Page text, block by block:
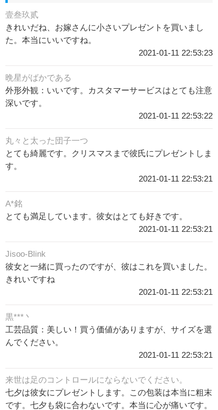
壹叁玖贰
きれいだね、お嫁さんに小さいプレゼントを買いまし
た。本当にいいですね。
2021-01-11 22:53:23
晩星がばかである
外形外観：いいです。カスタマーサービスはとても注意
深いです。
2021-01-11 22:53:22
丸々と太った団子一つ
とても綺麗です。クリスマスまで彼氏にプレゼントしま
す。
2021-01-11 22:53:21
A*銘
とても満足しています。彼女はとても好きです。
2021-01-11 22:53:21
Jisoo-Blink
彼女と一緒に買ったのですが、彼はこれを買いました。
きれいですね
2021-01-11 22:53:21
黒***丶
工芸品質：美しい！買う価値がありますが、サイズを選
んでください。
2021-01-11 22:53:21
来世は足のコントロールにならないでください。
七夕は彼女にプレゼントします。この包装は本当に粗末
です。七夕も袋に合わないです。本当に心が痛いです。